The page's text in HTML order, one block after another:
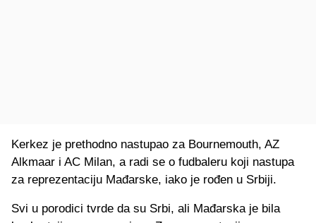
Kerkez je prethodno nastupao za Bournemouth, AZ
Alkmaar i AC Milan, a radi se o fudbaleru koji nastupa
za reprezentaciju Mađarske, iako je rođen u Srbiji.
Svi u porodici tvrde da su Srbi, ali Mađarska je bila